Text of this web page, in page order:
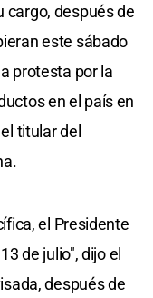
cargo, después de
este sábado
protesta por la
en el país en
titular del
el Presidente
de julio", dijo el
después de